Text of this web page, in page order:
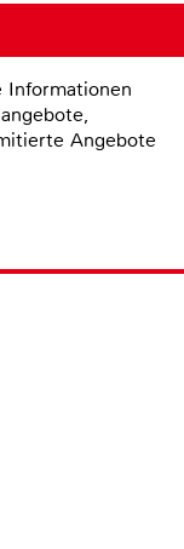
Angebote